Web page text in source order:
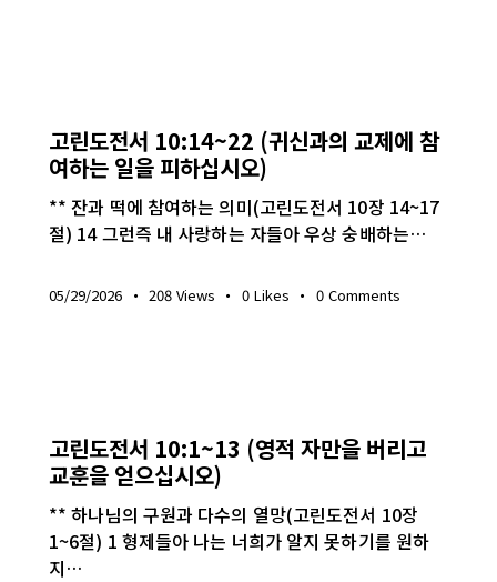
고린도전서 10:14~22 (귀신과의 교제에 참
여하는 일을 피하십시오)
** 잔과 떡에 참여하는 의미(고린도전서 10장 14~17
절) 14 그런즉 내 사랑하는 자들아 우상 숭배하는…
05/29/2026 208 Views 0 Likes 0 Comments
고린도전서 10:1~13 (영적 자만을 버리고
교훈을 얻으십시오)
** 하나님의 구원과 다수의 열망(고린도전서 10장
1~6절) 1 형제들아 나는 너희가 알지 못하기를 원하
지…